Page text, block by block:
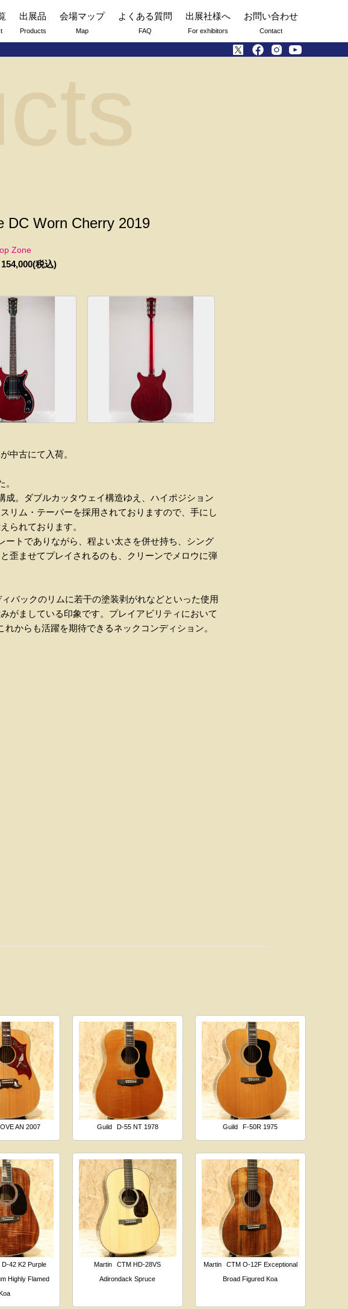
出展品
Products
会場マップ
Map
よくある質問
FAQ
出展社様へ
For exhibitors
お問い合わせ
Contact
DC Worn Cherry 2019
Zone
154,000(税込)
中古にて入荷。
。ダブルカッタウェイ構造ゆえ、ハイポジション
リム・テーパーを採用されておりますので、手にし
られております。
ートでありながら、程よい太さを併せ持ち、シング
歪ませてプレイされるのも、クリーンでメロウに弾
バックのリムに若干の塗装剥がれなどといった使用
がましている印象です。プレイアビリティにおいて
からも活躍を期待できるネックコンディション。
AN 2007 Guild D-55 NT 1978 Guild F-50R 1975
D-42 K2 Purple
Highly Flamed
Martin
CTM HD-28VS
Adirondack Spruce
Martin
CTM O-12F Exceptional
Broad Figured Koa